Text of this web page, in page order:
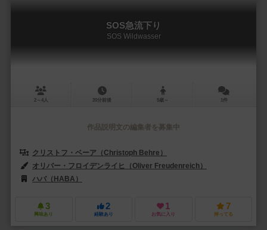
SOS急流下り
SOS Wildwasser
2～4人 20分前後 5歳～ 1件
作品説明文の編集者を募集中
クリストフ・ベーア（Christoph Behre）
オリバー・フロイデンライヒ（Oliver Freudenreich）
ハバ（HABA）
3
興味あり
2
経験あり
1
お気に入り
7
持ってる